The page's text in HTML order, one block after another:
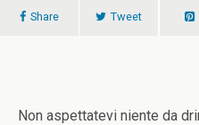
Share Tweet
Non aspettatevi niente da